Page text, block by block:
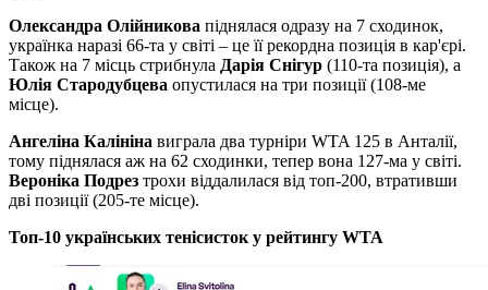
Олександра Олійникова піднялася одразу на 7 сходинок,
українка наразі 66-та у світі – це її рекордна позиція в кар'єрі.
Також на 7 місць стрибнула Дарія Снігур (110-та позиція), а
Юлія Стародубцева опустилася на три позиції (108-ме
місце).
Ангеліна Калініна виграла два турніри WTA 125 в Анталії,
тому піднялася аж на 62 сходинки, тепер вона 127-ма у світі.
Вероніка Подрез трохи віддалилася від топ-200, втративши
дві позиції (205-те місце).
Топ-10 українських тенісисток у рейтингу WTA